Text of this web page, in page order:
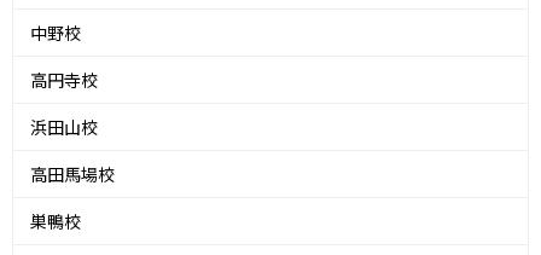
中野校
高円寺校
浜田山校
高田馬場校
巣鴨校